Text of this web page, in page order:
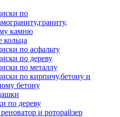
по
камню
кольца
по асфальту
по дереву
по металлу
по кирпичу,бетону и
бетону
по дереву
и роторайзер